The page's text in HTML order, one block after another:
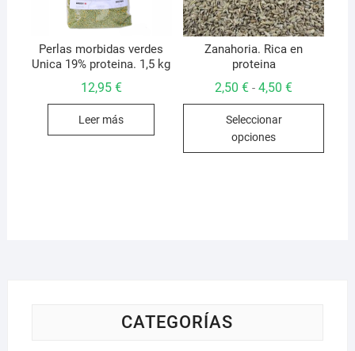
página
la
Perlas morbidas verdes
Unica 19% proteina. 1,5 kg
12,95 €
Leer más
Zanahoria. Rica en
proteina
2,50€ - 4,50€Rango
4,50 €
Seleccionar
opciones
CATEGORÍAS